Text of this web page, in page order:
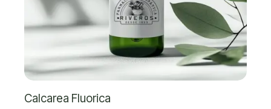
Calcarea Fluorica